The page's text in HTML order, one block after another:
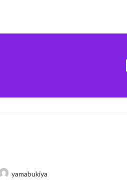
yamabukiya